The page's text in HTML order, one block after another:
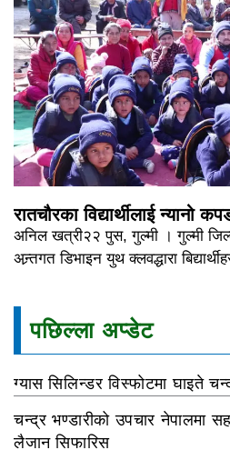
रातचौरका विद्यार्थीलाई न्यानो
अनिल खत्री२२ पुस, गुल्मी । गुल्मी
अन्र्तगत डिभाइन युथ क्लवद्धारा
पछिल्ला अप्डेट
ग्यास सिलिन्डर विस्फोटमा घाइते
चन्द्र भण्डारीको उपचार नेपालमा
लैजान सिफारिस